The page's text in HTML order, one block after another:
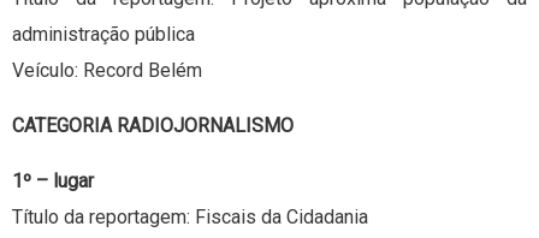
administração pública
Veículo: Record Belém
CATEGORIA RADIOJORNALISMO
1º – lugar
Título da reportagem: Fiscais da Cidadania